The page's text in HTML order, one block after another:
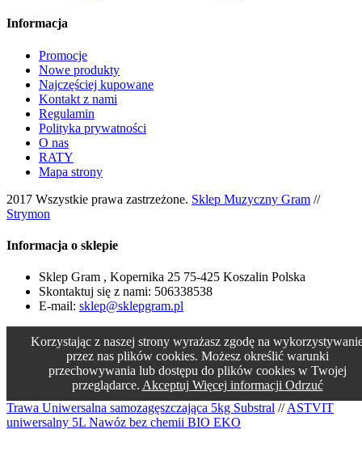
Informacja
Promocje
Nowe produkty
Najczęściej kupowane
Kontakt z nami
Regulamin
Polityka prywatności
O nas
RATY
Mapa strony
2017 Wszystkie prawa zastrzeżone. Sklep Muzyczny Gram //
Strymon
Informacja o sklepie
Sklep Gram , Kopernika 25 75-425 Koszalin Polska
Skontaktuj się z nami: 506338538
E-mail: sklep@sklepgram.pl
Korzystając z naszej strony wyrażasz zgodę na
przez nas plików cookies. Możesz określić warunki
przechowywania lub dostępu do plików cookies w Twojej
przeglądarce. Akceptuj Więcej informacji Odrzuć
Trawa Uniwersalna samozagęszczająca 5kg Substral //ASTVIT
uniwersalny 5L Nawóz bez chemii BIO EKO